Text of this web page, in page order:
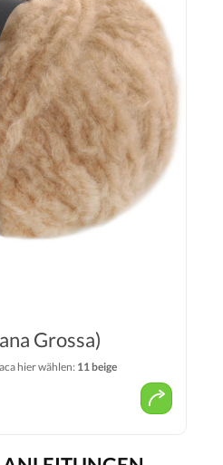
Grossa)
hier wählen: 11 beige